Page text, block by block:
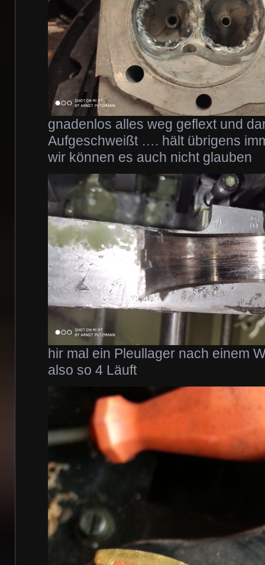
gnadenlos alles weg geflext und
Aufgeschweißt …. hält übrigens
wir können es auch nicht glauben
hir mal ein Pleullager nach einem
also so 4 Läuft